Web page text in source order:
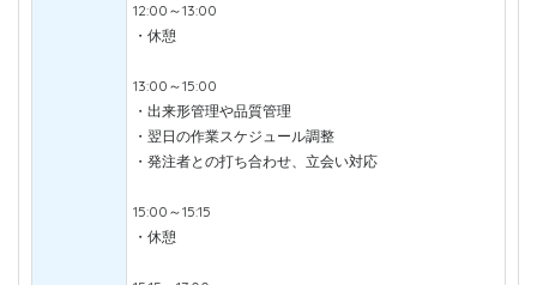
12:00～13:00
・休憩
13:00～15:00
・出来形管理や品質管理
・翌日の作業スケジュール調整
・発注者との打ち合わせ、立会い対応
15:00～15:15
・休憩